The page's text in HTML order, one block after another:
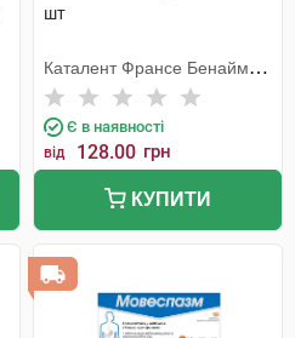
шт
Каталент Франсе Бенайм
СА
Є в наявності
від 128.00 грн
КУПИТИ